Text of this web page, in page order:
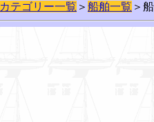
カテゴリー一覧 ＞ 船舶一覧 ＞